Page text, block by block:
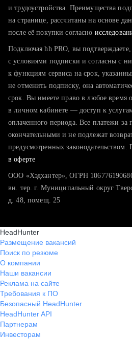
тратите много времени на
хотите сравнить себя с
и трудоустройства. Преимущества
на странице, рассчитаны на основе
после её покупки согласно
Подключая hh PRO, вы
с условиями подписки и согласны с
к функциям сервиса на срок,
не отменить подписку, она
срок. Вы имеете право в любое время
в личном кабинете — доступ к
оплаченного периода. Все платежи за
окончательными и не подлежат
предусмотренных законодательством.
в оферте
ООО «Хэдхантер», ОГРН
вн. тер. г. Муниципальный округ
д. 48, помещ. 25
HeadHunter
Размещение вакансий
Поиск по резюме
О компании
Наши вакансии
Реклама на сайте
Требования к ПО
Безопасный HeadHunter
HeadHunter API
Партнерам
Инвесторам